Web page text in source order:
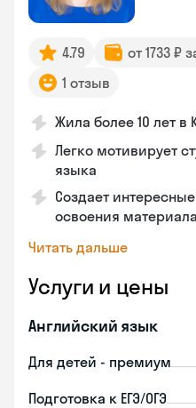
4.79 от 1733 ₽
1 отзыв
Жила более 10 лет в
Легко мотивирует
языка
Создает
освоения материала
Читать дальше
Услуги и цены
Английский язык
Для детей - премиум
Подготовка к ЕГЭ/ОГЭ